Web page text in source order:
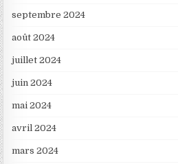
septembre 2024
août 2024
juillet 2024
juin 2024
mai 2024
avril 2024
mars 2024